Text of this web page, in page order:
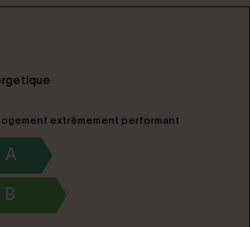
logement extrêmement performant
A
B